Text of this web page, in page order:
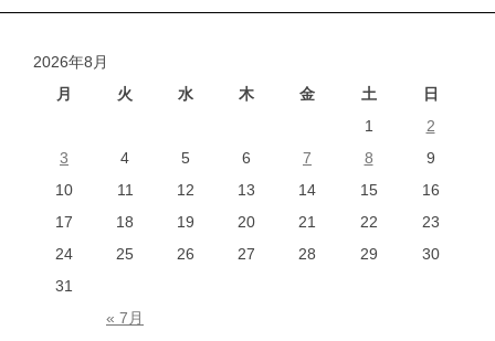
2026年8月
月
火 水 木 金 土 日
« 7月
1
2
3
4 5 6 7 8
9
10
11 12 13 14 15
16
17
18 19 20 21 22
23
24
25 26 27 28 29
30
31